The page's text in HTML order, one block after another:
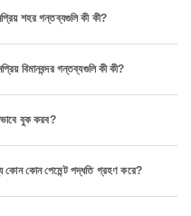
শহর গন্তব্যগুলি কী কী?
বিমানবন্দর গন্তব্যগুলি কী কী?
বুক করব?
কোন পেমেন্ট পদ্ধতি গ্রহণ করে?